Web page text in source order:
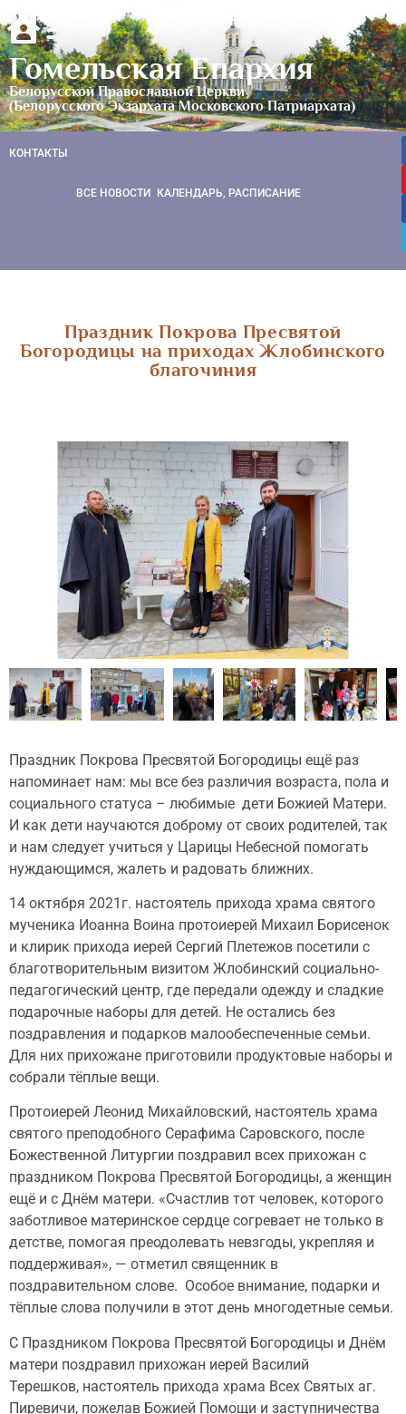
Гомельская Епархия
Белорусской Православной Церкви
(Белорусского Экзархата Московского Патриархата)
КОНТАКТЫ
ВСЕ НОВОСТИ КАЛЕНДАРЬ, РАСПИСАНИЕ
Праздник Покрова Пресвятой
Богородицы на приходах Жлобинского
благочиния
Праздник Покрова Пресвятой Богородицы ещё раз
напоминает нам: мы все без различия возраста, пола и
социального статуса – любимые дети Божией Матери.
И как дети научаются доброму от своих родителей, так
и нам следует учиться у Царицы Небесной помогать
нуждающимся, жалеть и радовать ближних.
14 октября 2021г. настоятель прихода храма святого
мученика Иоанна Воина протоиерей Михаил Борисенок
и клирик прихода иерей Сергий Плетежов посетили с
благотворительным визитом Жлобинский социально-
педагогический центр, где передали одежду и сладкие
подарочные наборы для детей. Не остались без
поздравления и подарков малообеспеченные семьи.
Для них прихожане приготовили продуктовые наборы и
собрали тёплые вещи.
Протоиерей Леонид Михайловский, настоятель храма
святого преподобного Серафима Саровского, после
Божественной Литургии поздравил всех прихожан с
праздником Покрова Пресвятой Богородицы, а женщин
ещё и с Днём матери. «Счастлив тот человек, которого
заботливое материнское сердце согревает не только в
детстве, помогая преодолевать невзгоды, укрепляя и
поддерживая», — отметил священник в
поздравительном слове. Особое внимание, подарки и
тёплые слова получили в этот день многодетные семьи.
С Праздником Покрова Пресвятой Богородицы и Днём
матери поздравил прихожан иерей Василий
Терешков, настоятель прихода храма Всех Святых аг.
Пиревичи, пожелав Божией Помощи и заступничества